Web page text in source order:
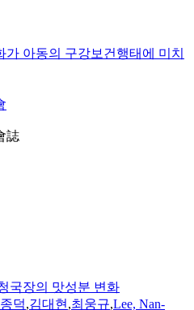
아동의 구강보건행태에 미치
誌
국장의 맛성분 변화
덕,김대현,최웅규,Lee, Nan-